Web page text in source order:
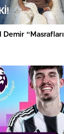
“Masrafları